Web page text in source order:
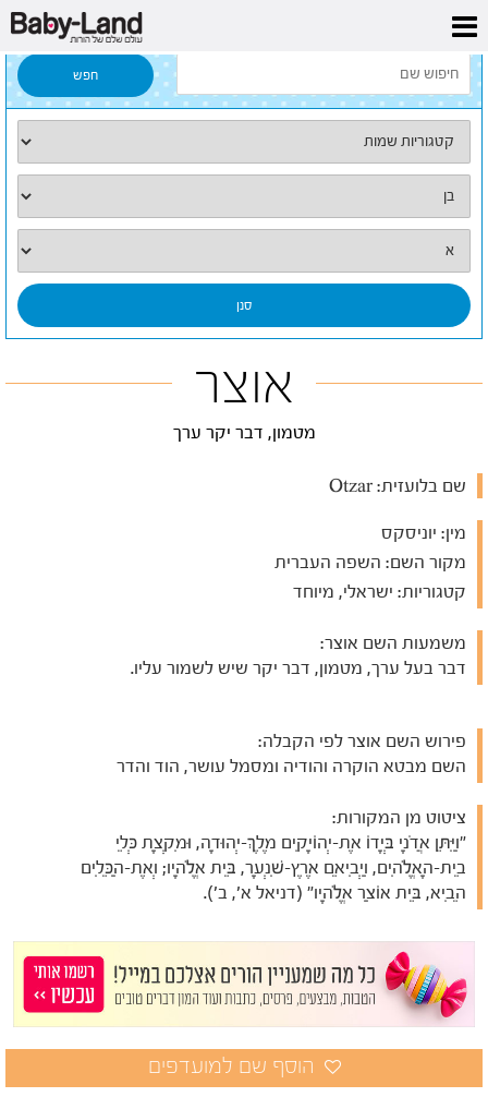
דף הבית
אוצר
מטמון, דבר יקר ערך
שם בלועזית:
מין: יוניסקס
מקור השם: השפה העברית
קטגוריות: ישראלי, מיוחד
משמעות השם אוצר:
דבר בעל ערך, מטמון, דבר יקר שיש לשמור עליו.
פירוש השם אוצר לפי הקבלה:
השם מבטא הוקרה והודיה ומסמל עושר, הוד והדר
ציטוט מן המקורות:
"וַיִּתֵּן אֲדֹנָי בְּיָדוֹ אֶת-יְהוֹיָקִים מֶלֶךְ-יְהוּדָה, וּמִקְצָת כְּלֵי
בֵית-הָאֱלֹהִים, וַיְבִיאֵם אֶרֶץ-שִׁנְעָר, בֵּית אֱלֹהָיו; וְאֶת-הַכֵּלִים
הֵבִיא, בֵּית אוֹצַר אֱלֹהָיו" (דניאל א', ב').